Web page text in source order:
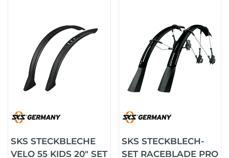
SKS STECKBLECHE
VELO 55 KIDS 20" SET
SKS STECKBLECH-
SET RACEBLADE PRO